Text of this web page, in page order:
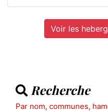
Voir les
Recherche
Par nom, communes,